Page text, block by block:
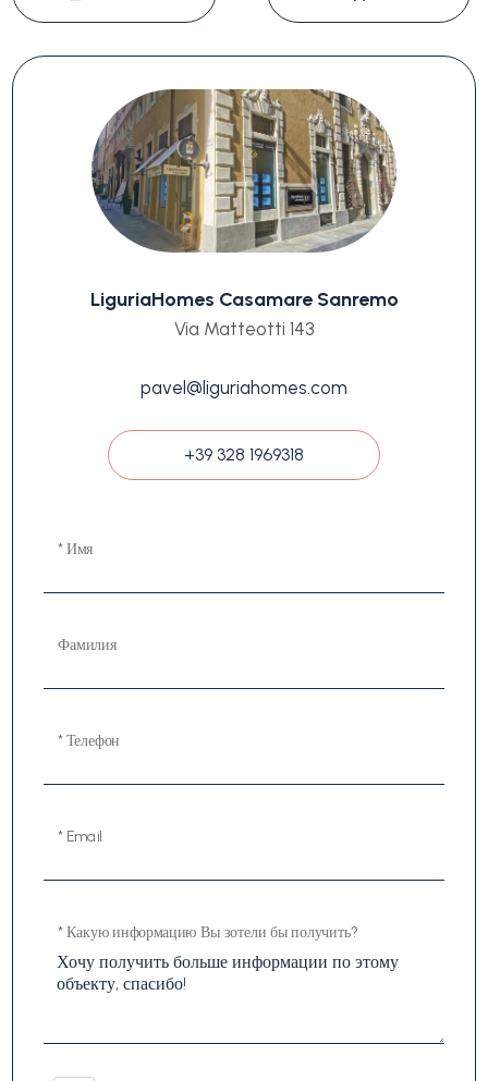
LiguriaHomes Casamare Sanremo
Via Matteotti 143
pavel@liguriahomes.com
+39 328 1969318
* Имя
Фамилия
* Телефон
* Email
* Какую информацию Вы зотели бы получить?